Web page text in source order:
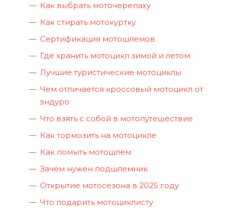
Как выбрать моточерепаху
Как стирать мотокуртку
Cертификация мотошлемов
Где хранить мотоцикл зимой и летом
Лучшие туристические мотоциклы
Чем отличается кроссовый мотоцикл от
эндуро
Что взять с собой в мотопутешествие
Как тормозить на мотоцикле
Как помыть мотошлем
Зачем нужен подшлемник
Открытие мотосезона в 2025 году
Что подарить мотоциклисту